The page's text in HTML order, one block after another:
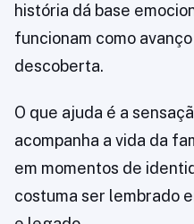
história dá base
funcionam como
descoberta.
O que ajuda é a
acompanha a vida da
em momentos de
costuma ser lembrado